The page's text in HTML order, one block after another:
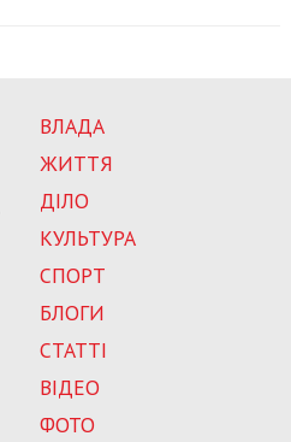
ВЛАДА
ЖИТТЯ
ДІЛО
КУЛЬТУРА
СПОРТ
БЛОГИ
СТАТТІ
ВІДЕО
ФОТО